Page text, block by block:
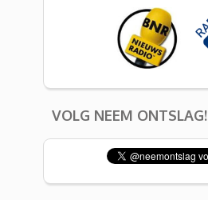
VOLG NEEM ONTSLAG!